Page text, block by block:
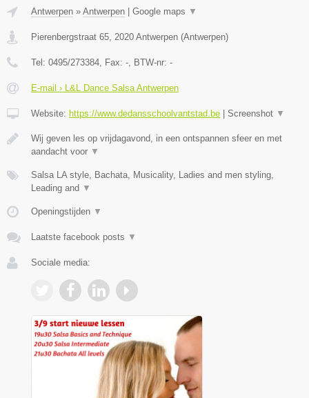
Antwerpen » Antwerpen | Google maps ▼
Pierenbergstraat 65 2020 Antwerpen (Antwerpen)
Tel: 0495/273384 , Fax: - , BTW-nr: -
E-mail › L&L Dance Salsa Antwerpen
Website: https://www.dedansschoolvantstad.be | Screenshot ▼
Wij geven les op vrijdagavond, in een ontspannen sfeer en met
aandacht voor ▼
Salsa LA style, Bachata, Musicality, Ladies and men styling,
Leading and ▼
Openingstijden ▼
Laatste facebook posts ▼
Sociale media: